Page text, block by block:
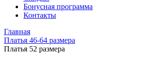
Бонусная программа
Контакты
Главная
Платья 46-64 размера
Платья 52 размера